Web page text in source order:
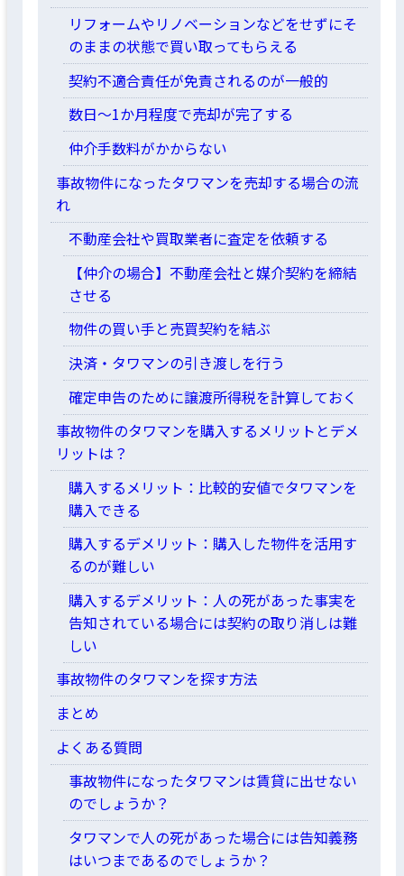
リフォームやリノベーションなどをせずにそ
のままの状態で買い取ってもらえる
契約不適合責任が免責されるのが一般的
数日〜1か月程度で売却が完了する
仲介手数料がかからない
事故物件になったタワマンを売却する場合の流
れ
不動産会社や買取業者に査定を依頼する
【仲介の場合】不動産会社と媒介契約を締結
させる
物件の買い手と売買契約を結ぶ
決済・タワマンの引き渡しを行う
確定申告のために譲渡所得税を計算しておく
事故物件のタワマンを購入するメリットとデメ
リットは？
購入するメリット：比較的安値でタワマンを
購入できる
購入するデメリット：購入した物件を活用す
るのが難しい
購入するデメリット：人の死があった事実を
告知されている場合には契約の取り消しは難
しい
事故物件のタワマンを探す方法
まとめ
よくある質問
事故物件になったタワマンは賃貸に出せない
のでしょうか？
タワマンで人の死があった場合には告知義務
はいつまであるのでしょうか？